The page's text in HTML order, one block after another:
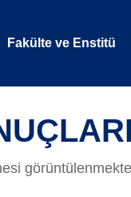
Fakülte ve Enstitü